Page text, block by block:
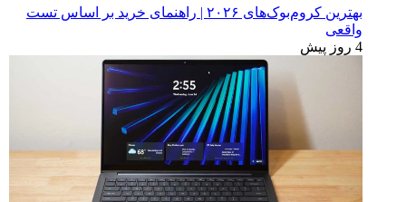
بهترین کروم‌بوک‌های ۲۰۲۶ | راهنمای خرید بر اساس تست
واقعی
4 روز پیش